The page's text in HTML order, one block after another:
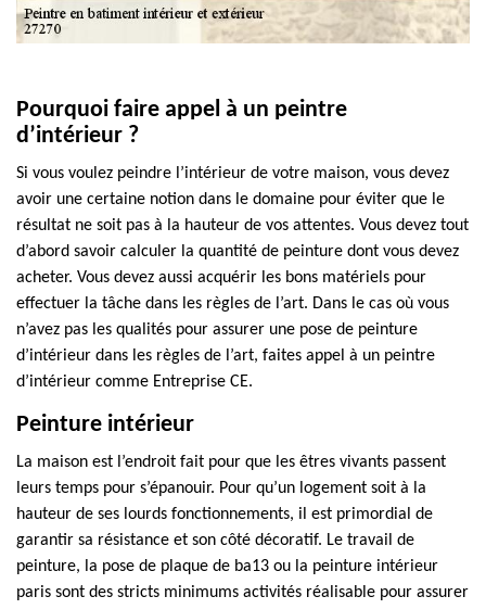
Pourquoi faire appel à un peintre
d’intérieur ?
Si vous voulez peindre l’intérieur de votre maison, vous devez
avoir une certaine notion dans le domaine pour éviter que le
résultat ne soit pas à la hauteur de vos attentes. Vous devez tout
d’abord savoir calculer la quantité de peinture dont vous devez
acheter. Vous devez aussi acquérir les bons matériels pour
effectuer la tâche dans les règles de l’art. Dans le cas où vous
n’avez pas les qualités pour assurer une pose de peinture
d’intérieur dans les règles de l’art, faites appel à un peintre
d’intérieur comme Entreprise CE.
Peinture intérieur
La maison est l’endroit fait pour que les êtres vivants passent
leurs temps pour s’épanouir. Pour qu’un logement soit à la
hauteur de ses lourds fonctionnements, il est primordial de
garantir sa résistance et son côté décoratif. Le travail de
peinture, la pose de plaque de ba13 ou la peinture intérieur
paris sont des stricts minimums activités réalisable pour assurer